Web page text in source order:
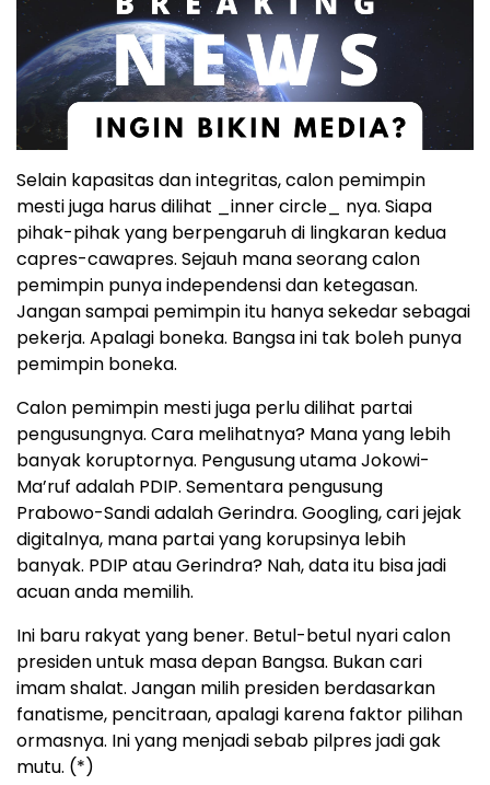
Selain kapasitas dan integritas, calon pemimpin
mesti juga harus dilihat _inner circle_ nya. Siapa
pihak-pihak yang berpengaruh di lingkaran kedua
capres-cawapres. Sejauh mana seorang calon
pemimpin punya independensi dan ketegasan.
Jangan sampai pemimpin itu hanya sekedar sebagai
pekerja. Apalagi boneka. Bangsa ini tak boleh punya
pemimpin boneka.
Calon pemimpin mesti juga perlu dilihat partai
pengusungnya. Cara melihatnya? Mana yang lebih
banyak koruptornya. Pengusung utama Jokowi-
Ma’ruf adalah PDIP. Sementara pengusung
Prabowo-Sandi adalah Gerindra. Googling, cari jejak
digitalnya, mana partai yang korupsinya lebih
banyak. PDIP atau Gerindra? Nah, data itu bisa jadi
acuan anda memilih.
Ini baru rakyat yang bener. Betul-betul nyari calon
presiden untuk masa depan Bangsa. Bukan cari
imam shalat. Jangan milih presiden berdasarkan
fanatisme, pencitraan, apalagi karena faktor pilihan
ormasnya. Ini yang menjadi sebab pilpres jadi gak
mutu. (*)